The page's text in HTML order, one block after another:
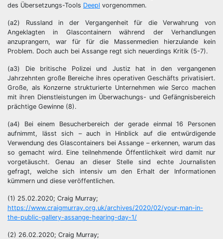
des Übersetzungs-Tools Deepl vorgenommen.
(a2) Russland in der Vergangenheit für die Verwahrung von
Angeklagten in Glascontainern während der Verhandlungen
anzuprangern, war für für die Massenmedien hierzulande kein
Problem. Doch auch bei Assange regt sich neuerdings Kritik (5-7).
(a3) Die britische Polizei und Justiz hat in den vergangenen
Jahrzehnten große Bereiche ihres operativen Geschäfts privatisiert.
Große, als Konzerne strukturierte Unternehmen wie Serco machen
mit ihren Dienstleistungen im Überwachungs- und Gefängnisbereich
prächtige Gewinne (8).
(a4) Bei einem Besucherbereich der gerade einmal 16 Personen
aufnimmt, lässt sich – auch in Hinblick auf die entwürdigende
Verwendung des Glascontainers bei Assange – erkennen, warum das
so gemacht wird. Eine teilnehmende Öffentlichkeit wird damit nur
vorgetäuscht. Genau an dieser Stelle sind echte Journalisten
gefragt, welche sich intensiv um den Erhalt der Informationen
kümmern und diese veröffentlichen.
(1) 25.02.2020; Craig Murray;
https://www.craigmurray.org.uk/archives/2020/02/your-man-in-
the-public-gallery-assange-hearing-day-1/
(2) 26.02.2020; Craig Murray;